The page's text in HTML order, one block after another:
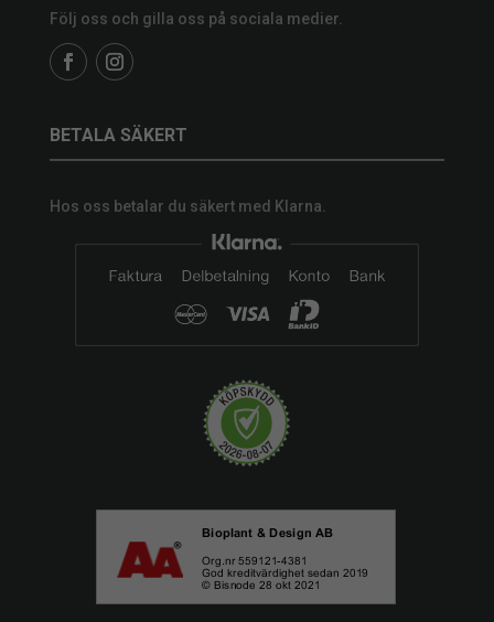
Följ oss och gilla oss på sociala medier.
BETALA SÄKERT
Hos oss betalar du säkert med Klarna.